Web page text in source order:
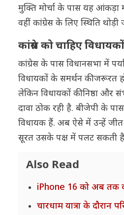
मुक्ति मोर्चा के पास यह
वहीं कांग्रेस के लिए स्थिति थोड़ी
कांग्रेस को चाहिए
कांग्रेस के पास विधानसभा में
विधायकों के समर्थन की जरूरत
लेकिन विधायकों की निष्ठा
दावा ठोक रही है. बीजेपी के
विधायक हैं. अब ऐसे में उन्हें जीत
सूरत उसके पक्ष में पलट सकती
Also Read
iPhone 16 को अब तक
चारधाम यात्रा के दौरान